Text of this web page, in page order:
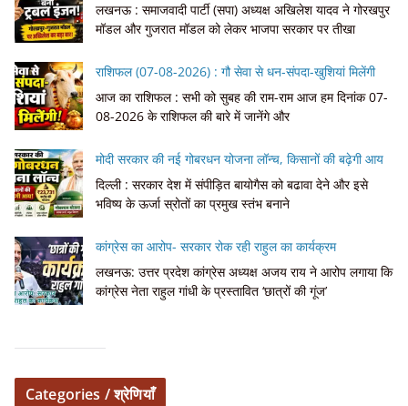
लखनऊ : समाजवादी पार्टी (सपा) अध्यक्ष अखिलेश यादव ने गोरखपुर
मॉडल और गुजरात मॉडल को लेकर भाजपा सरकार पर तीखा
राशिफल (07-08-2026) : गौ सेवा से धन-संपदा-खुशियां मिलेंगी
आज का राशिफल : सभी को सुबह की राम-राम आज हम दिनांक 07-
08-2026 के राशिफल की बारे में जानेंगे और
मोदी सरकार की नई गोबरधन योजना लॉन्च, किसानों की बढ़ेगी आय
दिल्ली : सरकार देश में संपीड़ित बायोगैस को बढावा देने और इसे
भविष्य के ऊर्जा स्रोतों का प्रमुख स्तंभ बनाने
कांग्रेस का आरोप- सरकार रोक रही राहुल का कार्यक्रम
लखनऊ: उत्तर प्रदेश कांग्रेस अध्यक्ष अजय राय ने आरोप लगाया कि
कांग्रेस नेता राहुल गांधी के प्रस्तावित ‘छात्रों की गूंज’
Categories / श्रेणियाँ